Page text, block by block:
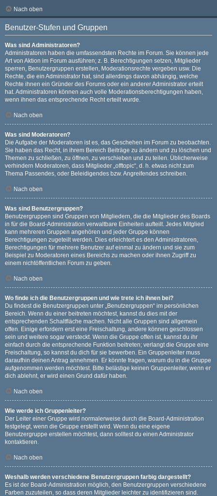
Nach oben
Benutzer-Stufen und Gruppen
Was sind Administratoren?
Administratoren haben die umfassendsten Rechte im Forum. Sie können jede
Art von Aktion im Forum ausführen; z. B. Berechtigungen setzen, Mitglieder
sperren, Benutzergruppen erstellen, Moderationsrechte vergeben usw. Die
Rechte, die ein Administrator hat, sind allerdings davon abhängig, welche
Rechte ihnen ein Gründer des Forums oder ein anderer Administrator erteilt
hat. Administratoren können auch volle Moderationsberechtigungen haben,
wenn ihnen das entsprechende Recht erteilt wurde.
Nach oben
Was sind Moderatoren?
Die Aufgabe der Moderatoren ist es, das Geschehen im Forum zu beobachten.
Sie haben das Recht, in ihrem Bereich Beiträge zu ändern und zu löschen und
Themen zu schließen, zu öffnen, zu verschieben und zu teilen. Üblicherweise
verhindern Moderatoren, dass Mitglieder „offtopic“, d. h. etwas nicht zum
Thema Passendes, oder Beleidigendes bzw. Angreifendes schreiben.
Nach oben
Was sind Benutzergruppen?
Benutzergruppen sind Gruppen von Mitgliedern, die die Mitglieder des Boards
in für die Board-Administration verwaltbare Einheiten aufteilt. Jedes Mitglied
kann mehreren Gruppen angehören und jeder Gruppe können
Berechtigungen zugeteilt werden. Dies erleichtert es den Administratoren,
Berechtigungen für mehrere Benutzer auf einmal zu ändern und sie zum
Beispiel zu Moderatoren eines Bereichs zu machen oder ihnen Zugriff zu
einem nichtöffentlichen Forum zu geben.
Nach oben
Wo finde ich die Benutzergruppen und wie trete ich ihnen bei?
Du findest die Benutzergruppen unter „Benutzergruppen“ im persönlichen
Bereich. Wenn du einer beitreten möchtest, kannst du dies mit der
entsprechenden Schaltfläche machen. Nicht alle Gruppen sind allgemein
offen. Einige erfordern erst eine Freischaltung, andere können geschlossen
sein und weitere sogar versteckt. Wenn die Gruppe offen ist, kannst du ihr
einfach durch die entsprechende Funktion beitreten; verlangt die Gruppe eine
Freischaltung, so kannst du dich für sie bewerben. Ein Gruppenleiter muss
daraufhin deinen Antrag annehmen. Er könnte fragen, warum du in die Gruppe
aufgenommen werden möchtest. Bitte belästige keinen Gruppenleiter, wenn er
dich ablehnt, er wird einen Grund dafür haben.
Nach oben
Wie werde ich Gruppenleiter?
Der Leiter einer Gruppe wird normalerweise durch die Board-Administration
festgelegt, wenn die Gruppe erstellt wird. Wenn du eine eigene
Benutzergruppe erstellen möchtest, dann solltest du einen Administrator
kontaktieren.
Nach oben
Weshalb werden verschiedene Benutzergruppen farbig dargestellt?
Es ist der Board-Administration möglich, den Benutzergruppen verschiedene
Farben zuzuteilen, so dass deren Mitglieder leichter zu identifizieren sind.